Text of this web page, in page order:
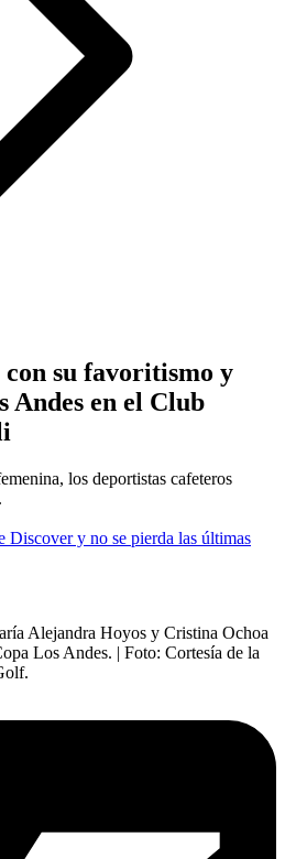
su favoritismo y
Andes en el Club
los deportistas cafeteros
Discover y no se pierda las últimas
Alejandra Hoyos y Cristina Ochoa
Los Andes. | Foto: Cortesía de la